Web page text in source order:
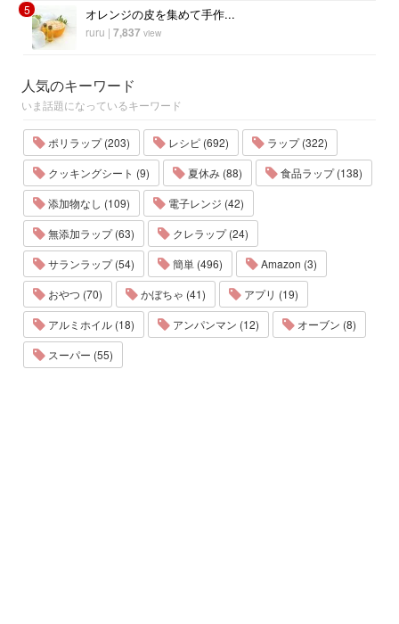
5 オレンジの皮を集めて手作...
ruru | 7,837 view
人気のキーワード
いま話題になっているキーワード
ポリラップ (203) レシピ (692)
ラップ (322)
クッキングシート (9)
夏休み (88)
食品ラップ (138)
添加物なし (109)
電子レンジ (42)
無添加ラップ (63)
クレラップ (24)
サランラップ (54)
簡単 (496)
Amazon (3)
おやつ (70)
かぼちゃ (41)
アプリ (19)
アルミホイル (18)
アンパンマン (12)
オーブン (8)
スーパー (55)